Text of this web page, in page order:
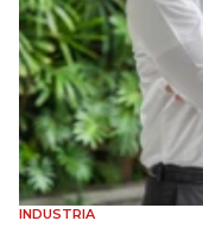
INDUSTRIA